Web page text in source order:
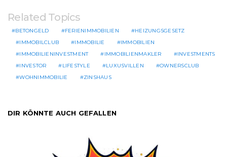
Related Topics
BETONGELD FERIENIMMOBILIEN
HEIZUNGSGESETZ
IMMOBILCLUB
IMMOBILIE
IMMOBILIEN
IMMOBILIENINVESTMENT
IMMOBILIENMAKLER
INVESTMENTS
INVESTOR
LIFESTYLE LUXUSVILLEN
OWNERSCLUB
WOHNIMMOBILIE
ZINSHAUS
DIR KÖNNTE AUCH GEFALLEN